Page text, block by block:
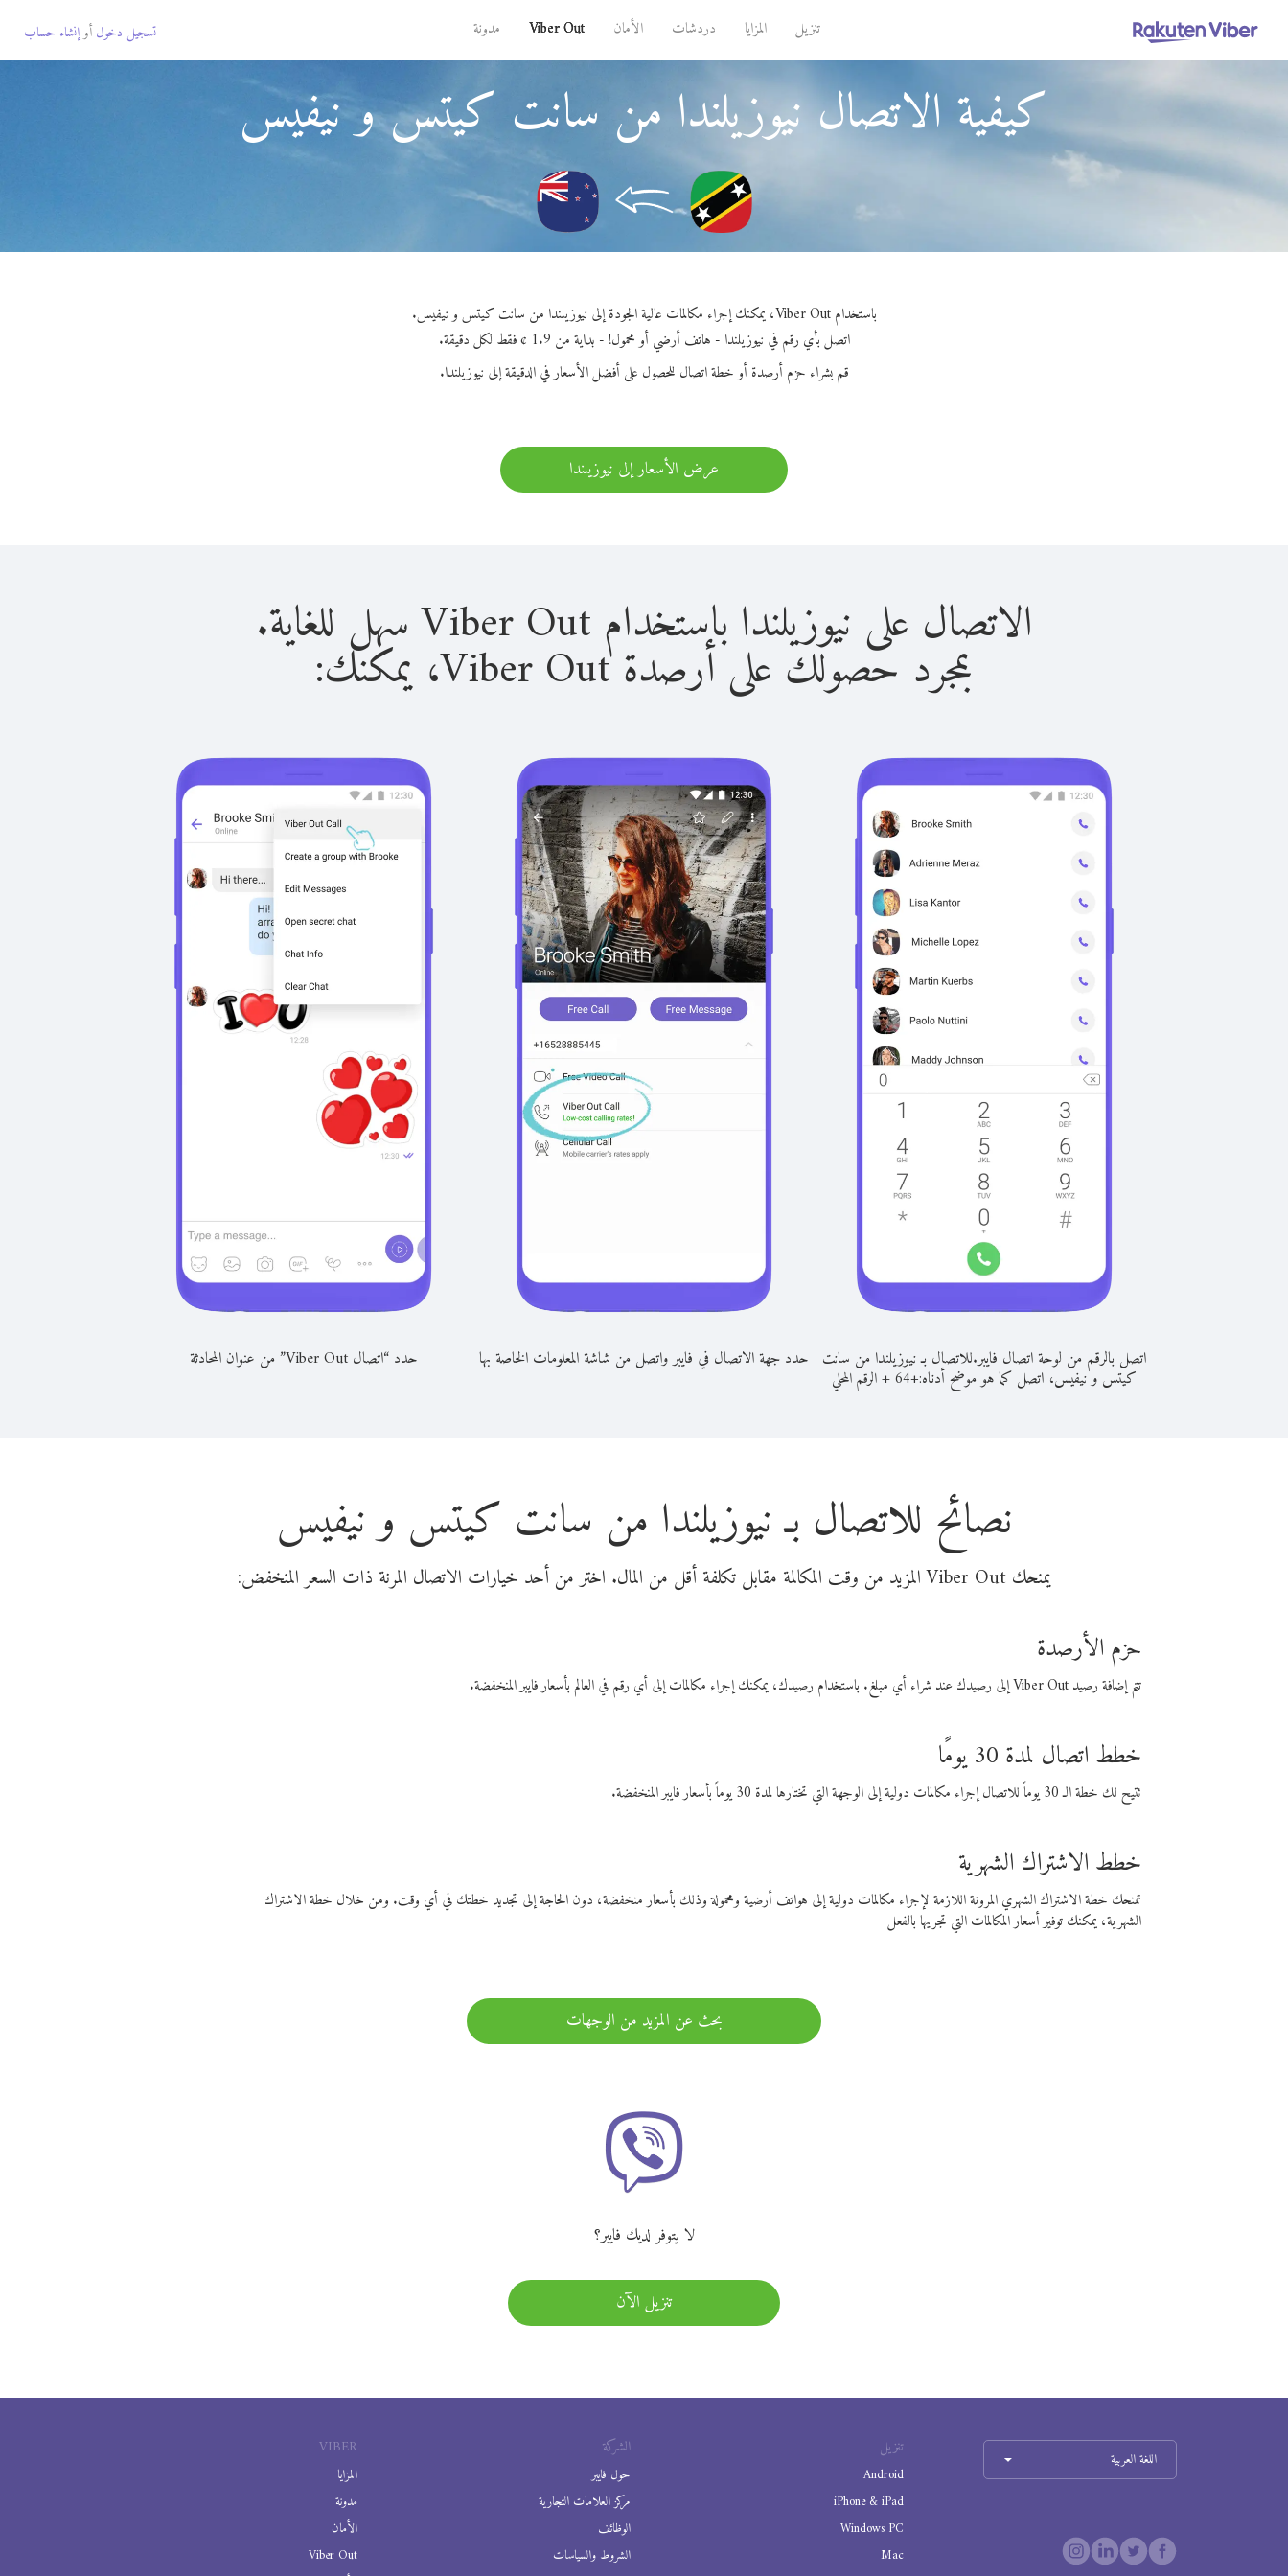
تنزيل المزايا دردشات الأمان Viber Out مدونة تسجيل دخول أوإنشاء حساب
كيفية الاتصال نيوزيلندا من سانت كيتس و نيفيس
باستخدام Viber Out، يمكنك إجراء مكالمات عالية الجودة إلى نيوزيلندا من سانت كيتس و نيفيس.
اتصل بأي رقم في نيوزيلندا - هاتف أرضي أو محمول! - بداية من 1.9 ¢ فقط لكل دقيقة.
قم بشراء حزم أرصدة أو خطة اتصال للحصول على أفضل الأسعار في الدقيقة إلى نيوزيلندا.
عرض الأسعار إلى نيوزيلندا
الاتصال على نيوزيلندا باستخدام Viber Out سهل للغاية.
بمجرد حصولك على أرصدة Viber Out، يمكنك:
اتصل بالرقم من لوحة اتصال فايبر.للاتصال بـ نيوزيلندا من سانت
كيتس و نيفيس، اتصل كما هو موضح أدناه:+
64
+الرقم المحلي
حدد جهة الاتصال في فايبر واتصل من شاشة المعلومات الخاصة بها حدد “اتصال Viber Out” من عنوان المحادثة
نصائح للاتصال بـ نيوزيلندا من سانت كيتس و نيفيس
يمنحك Viber Out المزيد من وقت المكالمة مقابل تكلفة أقل من المال. اختر من أحد خيارات الاتصال المرنة ذات السعر المنخفض:
حزم الأرصدة
تتم إضافة رصيد Viber Out إلى رصيدك عند شراء أي مبلغ. باستخدام رصيدك، يمكنك إجراء مكالمات إلى أي رقم في العالم بأسعار فايبر المنخفضة.
خطط اتصال لمدة 30 يومًا
تتيح لك خطة الـ 30 يوماً للاتصال إجراء مكالمات دولية إلى الوجهة التي تختارها لمدة 30 يوماً بأسعار فايبر المنخفضة.
خطط الاشتراك الشهرية
تمنحك خطة الاشتراك الشهري المرونة اللازمة لإجراء مكالمات دولية إلى هواتف أرضية ومحمولة وذلك بأسعار منخفضة، دون الحاجة إلى تجديد خطتك في أي وقت. ومن خلال خطة الاشتراك
الشهرية، يمكنك توفير أسعار المكالمات التي تجريها بالفعل
بحث عن المزيد من الوجهات
لا يتوفر لديك فايبر؟
تنزيل الآن
VIBER
المزايا
مدونة
الأمان
Viber Out
الشركة
حول فايبر
مركز العلامات التجارية
الوظائف
الشروط والسياسات
تنزيل
Android
iPhone & iPad
Windows PC
Mac
اللغة العربية